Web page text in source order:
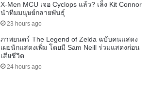
X-Men MCU เจอ Cyclops แล้ว? เล็ง Kit Connor
นำทีมมนุษย์กลายพันธุ์
23 hours ago
ภาพยนตร์ The Legend of Zelda ฉบับคนแสดง
เผยนักแสดงเพิ่ม โดยมี Sam Neill ร่วมแสดงก่อน
เสียชีวิต
24 hours ago